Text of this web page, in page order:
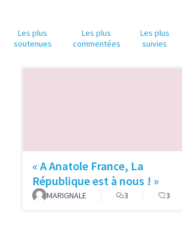
Les plus
soutenues
Les plus
commentées
Les plus
suivies
« A Anatole France, La
République est à nous ! »
MARIGNALE 3 3